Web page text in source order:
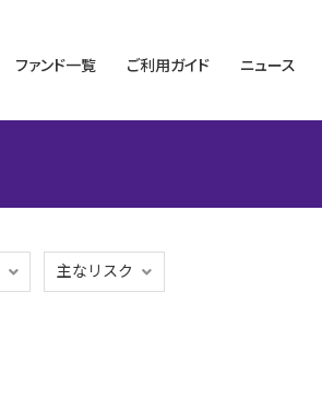
ファンド一覧 ご利用ガイド ニュース
主なリスク